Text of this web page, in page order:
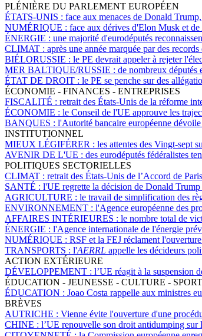
PLÉNIÈRE DU PARLEMENT EUROPÉEN
ÉTATS-UNIS : face aux menaces de Donald
NUMÉRIQUE : face aux dérives d'Elon Musk et de
ÉNERGIE : une majorité d'eurodéputés
CLIMAT : après une année marquée par des
BIÉLORUSSIE : le PE devrait appeler à rejeter
MER BALTIQUE/RUSSIE : de nombreux députés
ÉTAT DE DROIT : le PE se penche sur des
ÉCONOMIE - FINANCES - ENTREPRISES
FISCALITÉ : retrait des États-Unis de la réforme
ÉCONOMIE : le Conseil de l'UE approuve les
BANQUES : l'Autorité bancaire européenne
INSTITUTIONNEL
MIEUX LÉGIFÉRER : les attentes des Vingt-sept
AVENIR DE L'UE : des eurodéputés fédéralistes
POLITIQUES SECTORIELLES
CLIMAT : retrait des États-Unis de l’Accord de
SANTÉ : l'UE regrette la décision de Donald
AGRICULTURE : le travail de simplification des
ENVIRONNEMENT : l'Agence européenne des
AFFAIRES INTÉRIEURES : le nombre total de
ÉNERGIE : l'Agence internationale de l'énergie
NUMÉRIQUE : RSF et la FEJ réclament
TRANSPORTS : l'AERRL appelle les décideurs
ACTION EXTÉRIEURE
DÉVELOPPEMENT : l’UE réagit à la suspension
ÉDUCATION - JEUNESSE - CULTURE - SPORT
ÉDUCATION : Joao Costa rappelle aux ministres
BRÈVES
AUTRICHE : Vienne évite l'ouverture d'une
CHINE : l’UE renouvelle son droit antidumping sur